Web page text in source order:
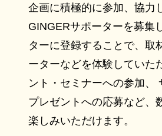
企画に積極的に参加、協力
GINGERサポーターを募集
ターに登録することで、取
ーターなどを体験していた
ント・セミナーへの参加、
プレゼントへの応募など、
楽しみいただけます。